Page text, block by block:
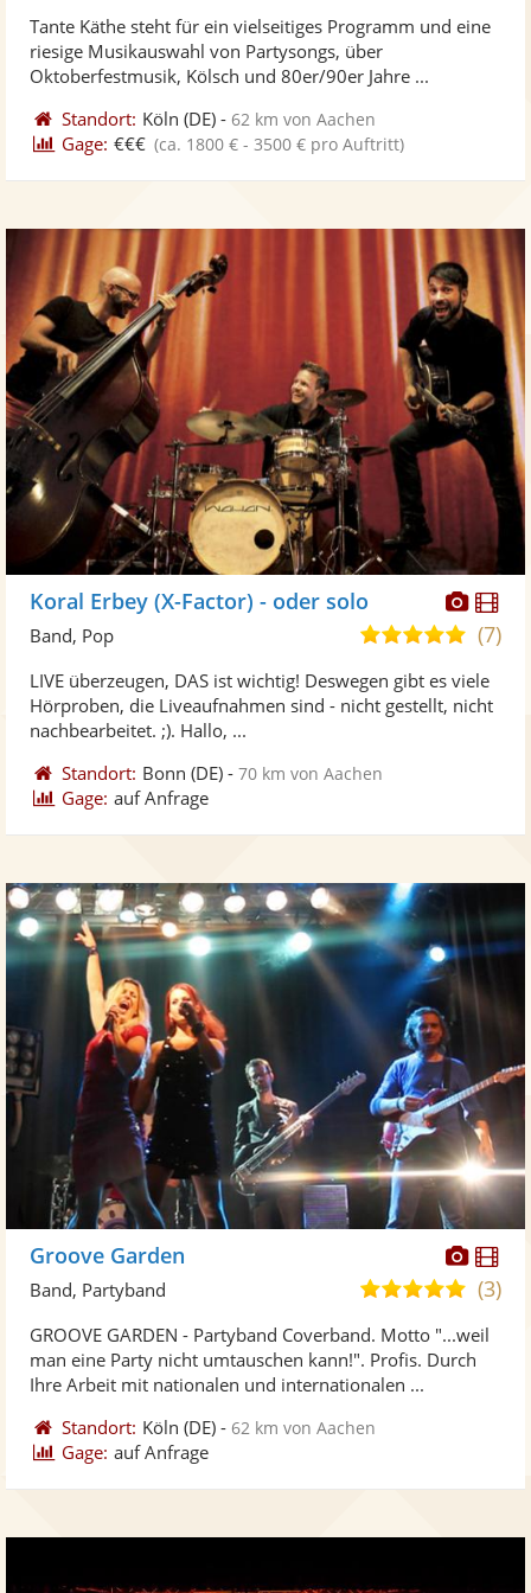
Fotos
5
Tante Käthe steht für ein vielseitiges Programm und eine
riesige Musikauswahl von Partysongs, über
Oktoberfestmusik, Kölsch und 80er/90er Jahre ...
Standort: Köln (DE) -62 km von Aachen
Gage: €€€ (ca. 1800 € - 3500 € pro Auftritt)
Fotos
Koral Erbey (X-Factor) - oder solo
5,0
5
(7)
Band, Pop
LIVE überzeugen, DAS ist wichtig! Deswegen gibt es viele
Hörproben, die Liveaufnahmen sind - nicht gestellt, nicht
nachbearbeitet. ;). Hallo, ...
Standort: Bonn (DE) -70 km von Aachen
Gage: auf Anfrage
Fotos
Groove Garden
5,0
5
(3)
Band, Partyband
GROOVE GARDEN - Partyband Coverband. Motto "...weil
man eine Party nicht umtauschen kann!". Profis. Durch
Ihre Arbeit mit nationalen und internationalen ...
Standort: Köln (DE) -62 km von Aachen
Gage: auf Anfrage